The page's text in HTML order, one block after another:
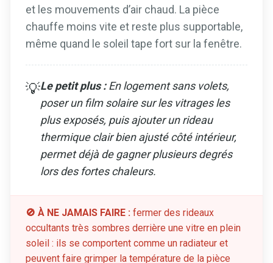
et les mouvements d’air chaud. La pièce
chauffe moins vite et reste plus supportable,
même quand le soleil tape fort sur la fenêtre.
💡Le petit plus :En logement sans volets,
poser un film solaire sur les vitrages les
plus exposés, puis ajouter un rideau
thermique clair bien ajusté côté intérieur,
permet déjà de gagner plusieurs degrés
lors des fortes chaleurs.
🚫 À NE JAMAIS FAIRE : fermer des rideaux
occultants très sombres derrière une vitre en plein
soleil : ils se comportent comme un radiateur et
peuvent faire grimper la température de la pièce